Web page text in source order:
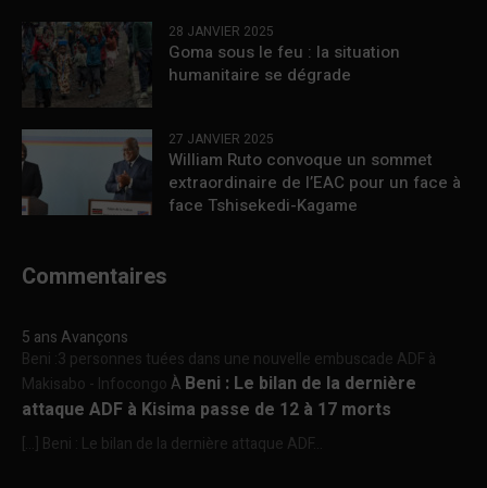
28 JANVIER 2025
Goma sous le feu : la situation
humanitaire se dégrade
27 JANVIER 2025
William Ruto convoque un sommet
extraordinaire de l’EAC pour un face à
face Tshisekedi-Kagame
Commentaires
5 ans Avançons
Beni :3 personnes tuées dans une nouvelle embuscade ADF à
Makisabo - InfocongoÀ Beni : Le bilan de la dernière
attaque ADF à Kisima passe de 12 à 17 morts
[…] Beni : Le bilan de la dernière attaque ADF...